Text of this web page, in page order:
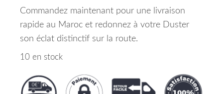
Commandez maintenant pour une livraison
rapide au Maroc et redonnez à votre Duster
son éclat distinctif sur la route.
10 en stock